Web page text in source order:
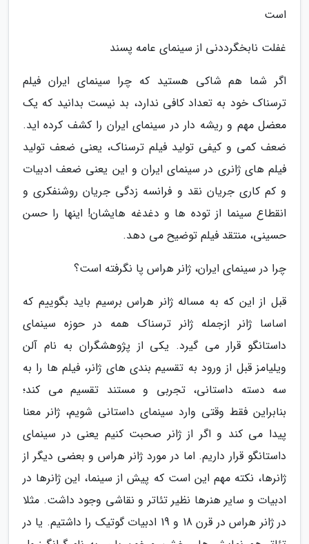
است
غفلت نابخگرددنی از سینمای عامه پسند
اگر شما هم شاکی هستید که چرا سینمای ایران فیلم
ترسناک خود به تعداد کافی ندارد، بد نیست بدانید که یک
معضل مهم و ریشه دار در سینمای ایران را کشف کرده اید.
ضعف کمی و کیفی تولید فیلم ترسناک، یعنی ضعف تولید
فیلم های ژانری در سینمای ایران و این یعنی ضعف ادبیات
و کم کاری جریان نقد و فرانسه زدگی جریان روشنفکری و
انقطاع سینما از توده ها و دغدغه هایشان! اینها را حسن
حسینی، منتقد فیلم توضیح می دهد.
چرا در سینمای ایران، ژانر هراس پا نگرفته است؟
قبل از این که به مساله ژانر هراس برسیم باید بگوییم که
اساسا ژانر ازجمله ژانر ترسناک همه در حوزه سینمای
داستانگو قرار می گیرد. یکی از پژوهشگران به نام آلن
ویلیامز قبل از ورود به تقسیم بندی های ژانر، فیلم ها را به
سه دسته داستانی، تجربی و مستند تقسیم می کند؛
بنابراین فقط وقتی وارد سینمای داستانی شویم، ژانر معنا
پیدا می کند و اگر از ژانر صحبت کنیم یعنی در سینمای
داستانگو قرار داریم. اما در مورد ژانر هراس و بعضی دیگر از
ژانرها، نکته مهم این است که پیش از سینما، این ژانرها در
ادبیات و سایر هنرها نظیر تئاتر و نقاشی وجود داشت. مثلا
در ژانر هراس در قرن 18 و 19 ادبیات گوتیک را داشتیم. یا در